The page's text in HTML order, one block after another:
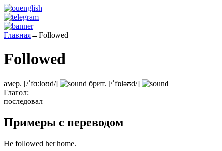
Главная→Followed
Followed
амер. [/ˈfɑːloʊd/] брит. [/ˈfɒləʊd/]
Глагол:
последовал
Примеры с переводом
He followed her home.